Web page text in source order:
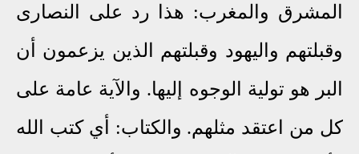
المشرق والمغرب: هذا رد على النصارى
وقبلتهم واليهود وقبلتهم الذين يزعمون أن
البر هو تولية الوجوه إليها. والآية عامة على
كل من اعتقد مثلهم. والكتاب: أي كتب الله